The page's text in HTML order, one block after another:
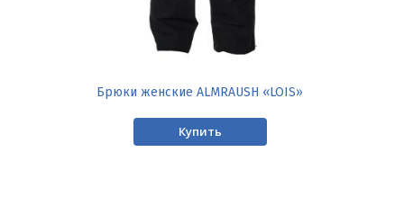
Брюки женские ALMRAUSH «LOIS»
Купить